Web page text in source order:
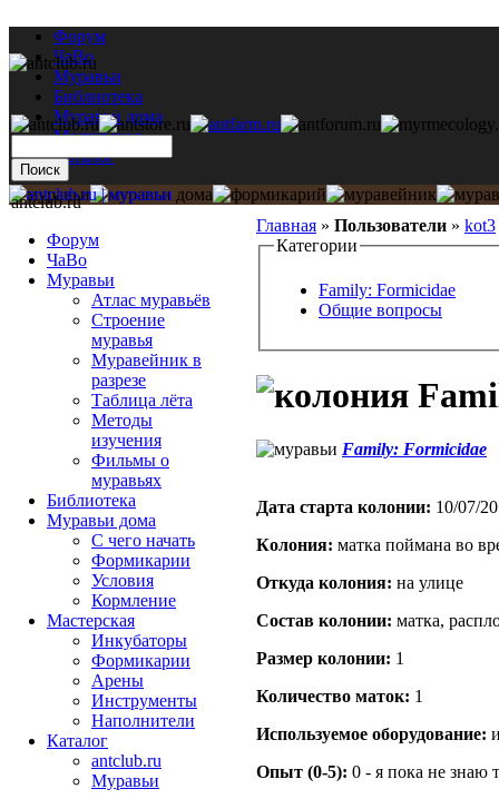
Форум
ЧаВо
Муравьи
Библиотека
Муравьи дома
Мастерская
Каталог
Главная » Пользователи » kot3
Категории
Family: Formicidae
Общие вопросы
Family: Formicidae
Дата старта кoлонии: 10/07/
Кoлония: матка поймана во
Откуда кoлония: на улице
Состав кoлонии: матка,
Размер кoлонии: 1
Количество маток: 1
Используемое оборудование:
Опыт (0-5): 0 - я пока не знаю
antclub.ru
Форум
ЧаВо
Муравьи
Атлас муравьёв
Строение
муравья
Муравейник в
разрезе
Таблица лёта
Методы
изучения
Фильмы о
муравьях
Библиотека
Муравьи дома
С чего начать
Формикарии
Условия
Кормление
Мастерская
Инкубаторы
Формикарии
Арены
Инструменты
Наполнители
Каталог
antclub.ru
Муравьи